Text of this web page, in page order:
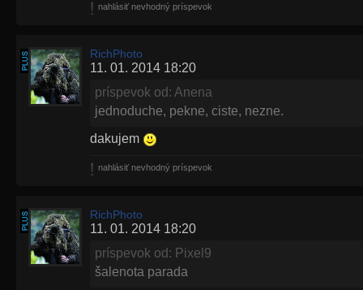
nahlásiť nevhodný príspevok
RichPhoto
11. 01. 2014 18:20
príspevok od: Anena
jednoduche, pekne, ciste, nezne.
dakujem
nahlásiť nevhodný príspevok
RichPhoto
11. 01. 2014 18:20
príspevok od: Pixel9
šalenota parada